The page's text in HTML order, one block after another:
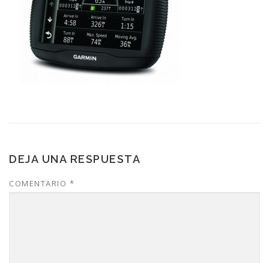
DEJA UNA RESPUESTA
COMENTARIO *